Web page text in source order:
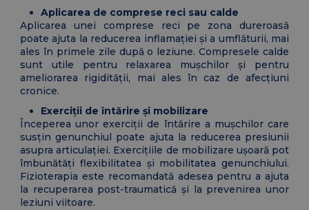
Aplicarea de comprese reci sau calde
Aplicarea unei comprese reci pe zona dureroasă
poate ajuta la reducerea inflamației și a umflăturii, mai
ales în primele zile după o leziune. Compresele calde
sunt utile pentru relaxarea mușchilor și pentru
ameliorarea rigidității, mai ales în caz de afecțiuni
cronice.
Exerciții de întărire și mobilizare
Începerea unor exerciții de întărire a mușchilor care
susțin genunchiul poate ajuta la reducerea presiunii
asupra articulației. Exercițiile de mobilizare ușoară pot
îmbunătăți flexibilitatea și mobilitatea genunchiului.
Fizioterapia este recomandată adesea pentru a ajuta
la recuperarea post-traumatică și la prevenirea unor
leziuni viitoare.